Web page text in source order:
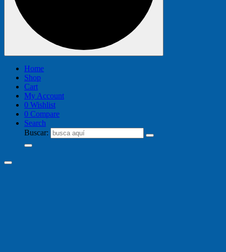
Home
Shop
Cart
My Account
0 Wishlist
0 Compare
Search
Buscar: